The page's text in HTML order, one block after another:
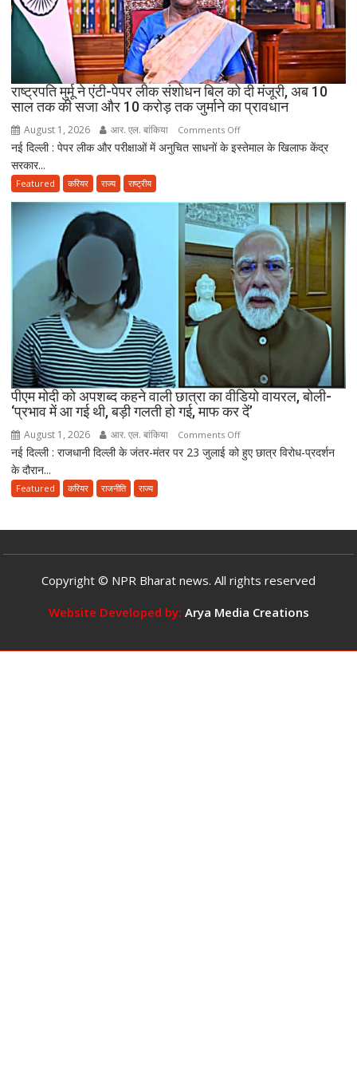
कर
सकेंगे
PG,
उत्तराखंड
स्वास्थ्य
विभाग
ने
तैयार
की
राष्ट्रपति मुर्मू ने एंटी-पेपर लीक संशोधन बिल को दी मंजूरी, अब 10
साल तक की सजा और 10 करोड़ तक जुर्माने का प्रावधान
August 1, 2026 आर. एल. बांकिया Comments Offon
राष्ट्रपति
पेपर
लीक
संशोधन
बिल
को
दी
मंजूरी,
अब
10
तक
की
10
का
नई दिल्ली : पेपर लीक और परीक्षाओं में अनुचित साधनों के इस्तेमाल के खिलाफ केंद्र
सरकार...
Featured करियर राज्य राष्ट्रीय
पीएम मोदी को अपशब्द कहने वाली छात्रा का वीडियो वायरल, बोली-
‘प्रभाव में आ गई थी, बड़ी गलती हो गई, माफ कर दें’
August 1, 2026 आर. एल. बांकिया Comments Offon
पीएम
छात्रा
का
वीडियो
वायरल,
नई दिल्ली : राजधानी दिल्ली के जंतर-मंतर पर 23 जुलाई को हुए छात्र विरोध-प्रदर्शन
के दौरान...
Featured करियर राजनीति राज्य
Copyright © NPR Bharat news. All rights reserved
Website Developed by: Arya Media Creations